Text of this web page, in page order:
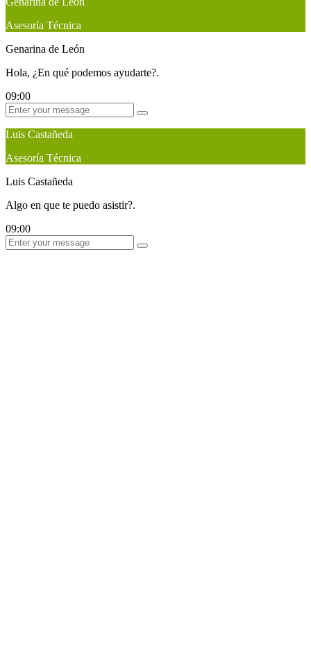
Asesoría Técnica
Genarina de León
Hola, ¿En qué podemos ayudarte?.
09:00
Luis Castañeda
Asesoría Técnica
Luis Castañeda
Algo en que te puedo asistir?.
09:00